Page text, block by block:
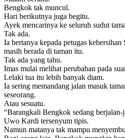
Bengkok tak muncul.
Hari berikutnya juga begitu.
Ayek mencarinya ke seluruh sudut
Tak ada.
Ia bertanya kepada petugas kebersihan
masih berada di taman itu.
Tak ada yang tahu.
Imas mulai melihat perubahan pada
Lelaki tua itu lebih banyak diam.
Ia sering memandang jalan masuk
seseorang.
Atau sesuatu.
“Barangkali Bengkok sedang berjalan-
Uwo Kardi tersenyum tipis.
Namun matanya tak mampu